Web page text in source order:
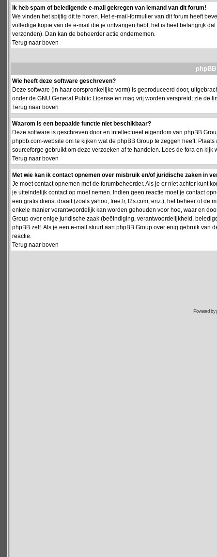
Ik heb spam of beledigende e-mail gekregen van iemand van dit forum!
We vinden het spijtig dit te horen. Het e-mail-formulier van dit forum heeft
volledige kopie van de e-mail die je ontvangen hebt, het is heel belangrijk
verzonden). Dan kan de beheerder actie ondernemen.
Terug naar boven
Wie heeft deze software geschreven?
Deze software (in haar oorspronkelijke vorm) is geproduceerd door,
onder de GNU General Public License en mag vrij worden verspreid; zie de
Terug naar boven
Waarom is een bepaalde functie niet beschikbaar?
Deze software is geschreven door en intellectueel eigendom van phpBB
phpbb.com-website om te kijken wat de phpBB Group te zeggen heeft.
sourceforge gebruikt om deze verzoeken af te handelen. Lees de fora en
Terug naar boven
Met wie kan ik contact opnemen over misbruik en/of juridische zaken in
Je moet contact opnemen met de forumbeheerder. Als je er niet achter kunt
je uiteindelijk contact op moet nemen. Indien geen reactie moet je contact
een gratis dienst draait (zoals yahoo, free.fr, f2s.com, enz.), het beheer of
enkele manier verantwoordelijk kan worden gehouden voor hoe, waar en
Group over enige juridische zaak (beëindiging, verantwoordelijkheid,
phpBB zelf. Als je een e-mail stuurt aan phpBB Group over enig gebruik
reactie.
Terug naar boven
Powered by